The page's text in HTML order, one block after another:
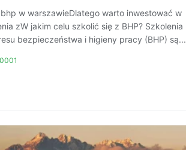
w warszawieDlatego warto inwestować w
zW jakim celu szkolić się z BHP? Szkolenia
bezpieczeństwa i higieny pracy (BHP) są...